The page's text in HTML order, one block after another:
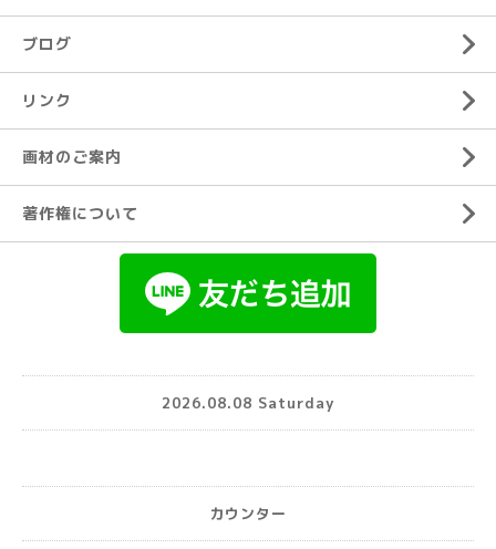
ブログ
リンク
画材のご案内
著作権について
2026.08.08 Saturday
カウンター